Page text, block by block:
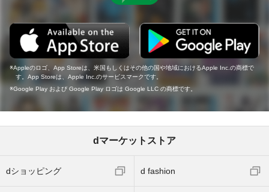
Appleのロゴ、App Storeは、米国もしくはその他の国や地域におけるApple Inc.の商標で
す。App Storeは、Apple Inc.のサービスマークです。
Google Play および Google Play ロゴは Google LLC の商標です。
dマーケットストア
dショッピング d fashion